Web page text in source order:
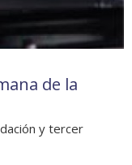
de la
y tercer